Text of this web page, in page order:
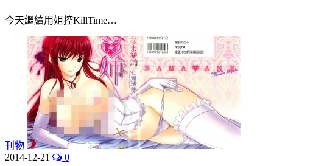
今天繼續用姐控KillTime…
刊物
2014-12-21
0